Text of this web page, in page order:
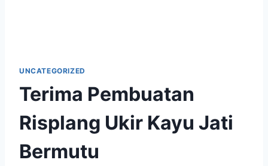
UNCATEGORIZED
Terima Pembuatan
Risplang Ukir Kayu Jati
Bermutu